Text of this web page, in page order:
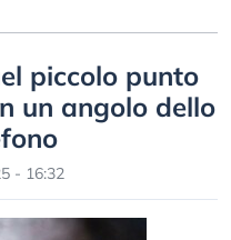
piccolo punto
un angolo dello
- 16:32